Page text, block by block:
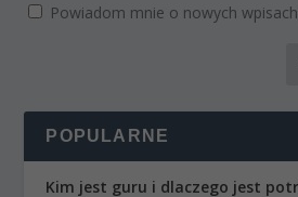
Powiadom mnie o nowych
POPULARNE
Kim jest guru i dlaczego jest